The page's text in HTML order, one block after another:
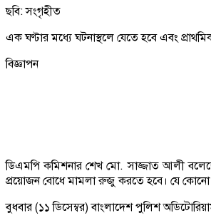
ছবি: সংগৃহীত
এক ঘণ্টার মধ্যে ঘটনাস্থলে যেতে হবে এবং
বিজ্ঞাপন
ডিএমপি কমিশনার শেখ মো. সাজ্জাত আলী
প্রয়োজন বোধে মামলা রুজু করতে হবে। যে কোনো
বুধবার (১১ ডিসেম্বর) বাংলাদেশ পুলিশ